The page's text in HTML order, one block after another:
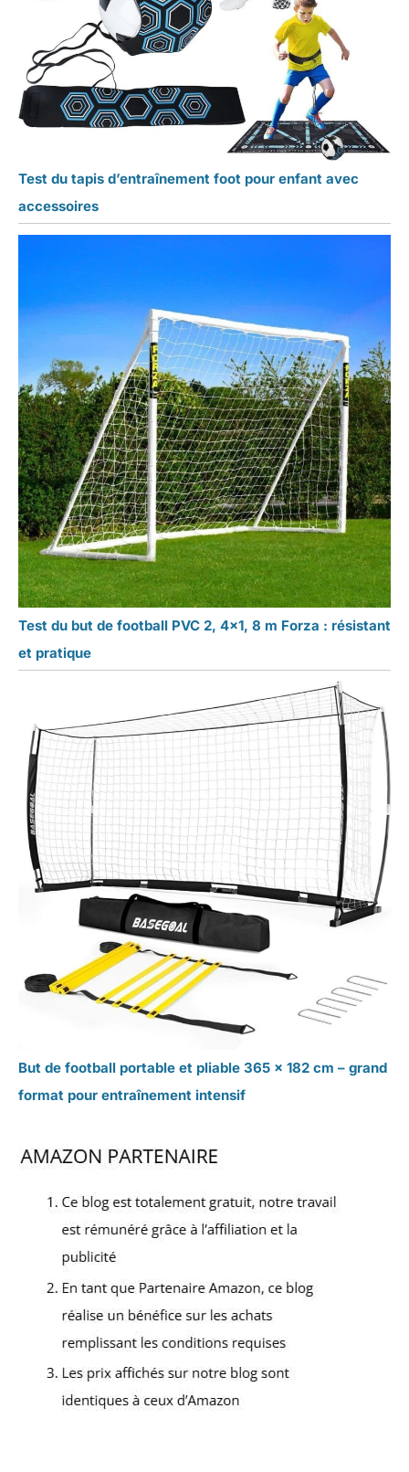
Test du tapis d’entraînement foot pour enfant avec
accessoires
Test du but de football PVC 2, 4×1, 8 m Forza : résistant
et pratique
But de football portable et pliable 365 x 182 cm – grand
format pour entraînement intensif